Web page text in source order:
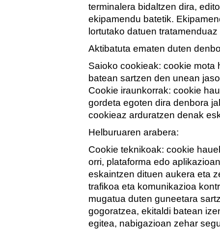
terminalera bidaltzen dira,
ekipamendu batetik.
lortutako datuen
Aktibatuta ematen duten
Saioko cookieak: cookie mota
batean sartzen den unean
Cookie iraunkorrak: cookie
gordeta egoten dira denbora
cookieaz arduratzen denak
Helburuaren arabera:
Cookie teknikoak: cookie
orri, plataforma edo
eskaintzen dituen aukera eta
trafikoa eta komunikazioa
mugatua duten guneetara
gogoratzea, ekitaldi batean
egitea, nabigazioan zehar